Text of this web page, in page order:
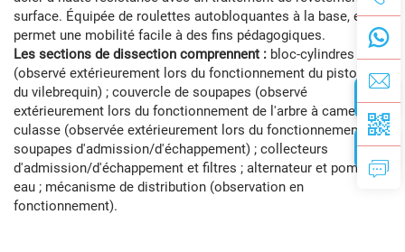
surface. Équipée de roulettes autobloquantes à la base, elle
permet une mobilité facile à des fins pédagogiques.
Les sections de dissection comprennent : bloc-cylindres
(observé extérieurement lors du fonctionnement du piston et
du vilebrequin) ; couvercle de soupapes (observé
extérieurement lors du fonctionnement de l'arbre à cames) ;
culasse (observée extérieurement lors du fonctionnement des
soupapes d'admission/d'échappement) ; collecteurs
d'admission/d'échappement et filtres ; alternateur et pompe à
eau ; mécanisme de distribution (observation en
fonctionnement).